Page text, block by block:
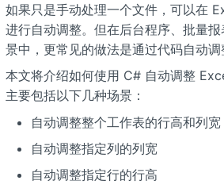
如果只是手动处理一个文件，可以在
进行自动调整。但在后台程序、批量
景中，更常见的做法是通过代码自动调
本文将介绍如何使用 C# 自动调整
主要包括以下几种场景：
自动调整整个工作表的行高和列宽
自动调整指定列的列宽
自动调整指定行的行高